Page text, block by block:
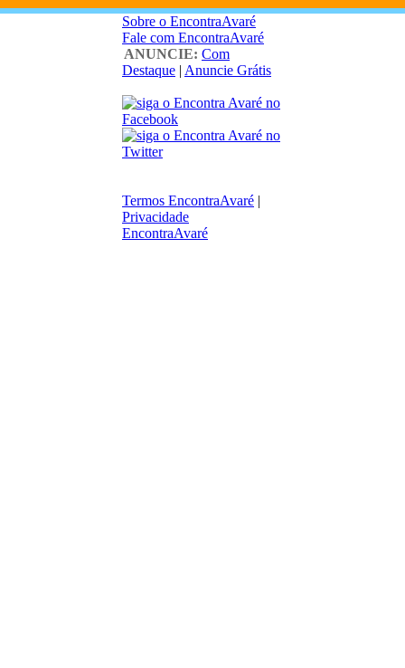
Sobre o EncontraAvaré
Fale com EncontraAvaré
ANUNCIE: Com
Destaque | Anuncie Grátis
Termos EncontraAvaré |
Privacidade
EncontraAvaré